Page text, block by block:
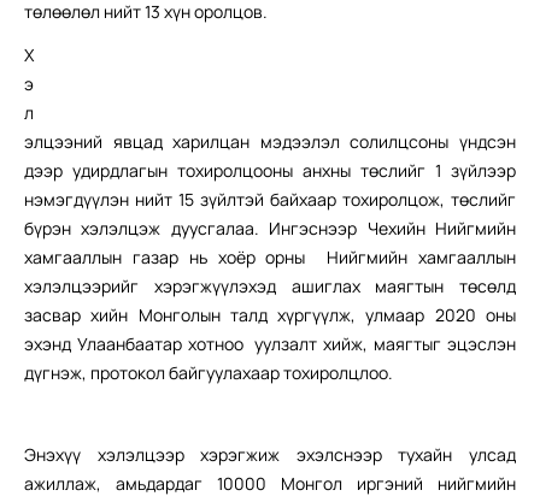
төлөөлөл нийт 13 хүн оролцов.
Х
э
л
элцээний явцад харилцан мэдээлэл солилцсоны үндсэн
дээр удирдлагын тохиролцооны анхны төслийг 1 зүйлээр
нэмэгдүүлэн нийт 15 зүйлтэй байхаар тохиролцож, төслийг
бүрэн хэлэлцэж дуусгалаа. Ингэснээр Чехийн Нийгмийн
хамгааллын газар нь хоёр орны Нийгмийн хамгааллын
хэлэлцээрийг хэрэгжүүлэхэд ашиглах маягтын төсөлд
засвар хийн Монголын талд хүргүүлж, улмаар 2020 оны
эхэнд Улаанбаатар хотноо уулзалт хийж, маягтыг эцэслэн
дүгнэж, протокол байгуулахаар тохиролцлоо.
Энэхүү хэлэлцээр хэрэгжиж эхэлснээр тухайн улсад
ажиллаж, амьдардаг 10000 Монгол иргэний нийгмийн